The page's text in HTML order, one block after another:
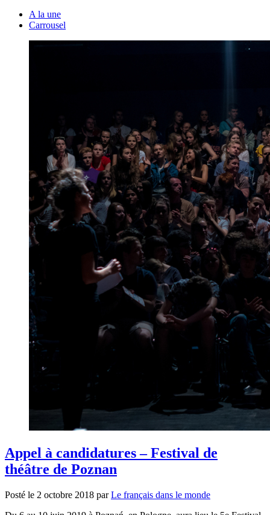
A la une
Carrousel
Appel à candidatures – Festival de
théâtre de Poznan
Posté le 2 octobre 2018 par Le français dans le monde